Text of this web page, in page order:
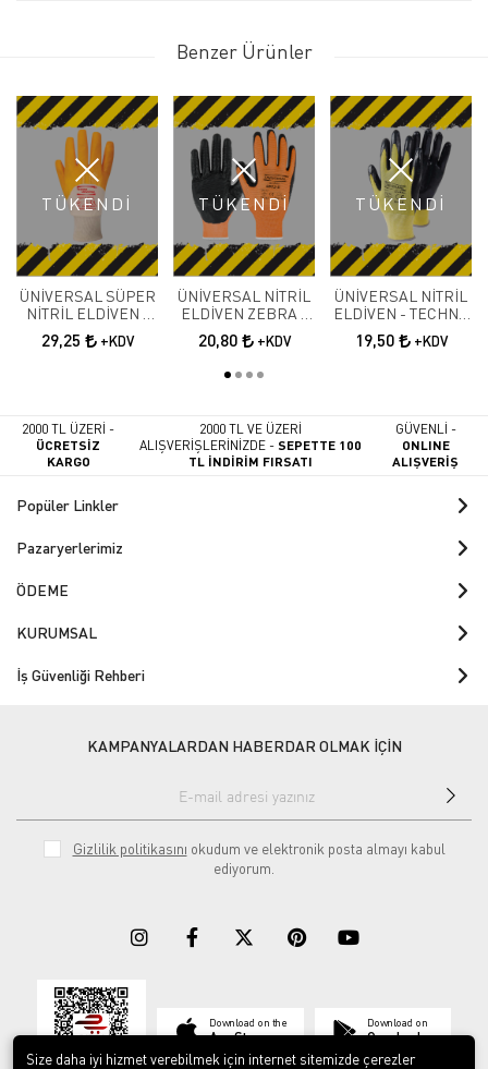
Benzer Ürünler
TÜKENDİ
ÜNİVERSAL SÜPER
NİTRİL ELDİVEN -
C-30
29,25 +KDV
TÜKENDİ
ÜNİVERSAL NİTRİL
ELDİVEN ZEBRA -
8802-B
20,80 +KDV
TÜKENDİ
ÜNİVERSAL NİTRİL
ELDİVEN - TECHNO
8802
19,50 +KDV
2000 TL ÜZERİ -
ÜCRETSİZ
KARGO
2000 TL VE ÜZERİ
ALIŞVERİŞLERİNİZDE -SEPETTE 100
TL İNDİRİM FIRSATI
GÜVENLİ -
ONLINE
ALIŞVERİŞ
Popüler Linkler
Pazaryerlerimiz
ÖDEME
KURUMSAL
İş Güvenliği Rehberi
KAMPANYALARDAN HABERDAR OLMAK İÇİN
Gizlilik politikasını okudum ve elektronik posta almayı kabul
ediyorum.
Download on the
App Store
Download on
Google play
Size daha iyi hizmet verebilmek için internet sitemizde çerezler